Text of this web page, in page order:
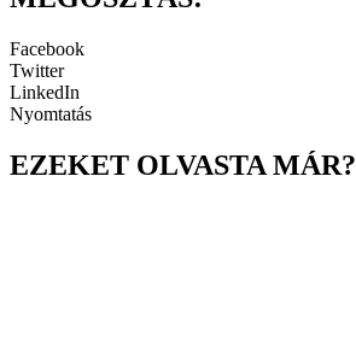
Facebook
Twitter
LinkedIn
Nyomtatás
EZEKET OLVASTA MÁR?